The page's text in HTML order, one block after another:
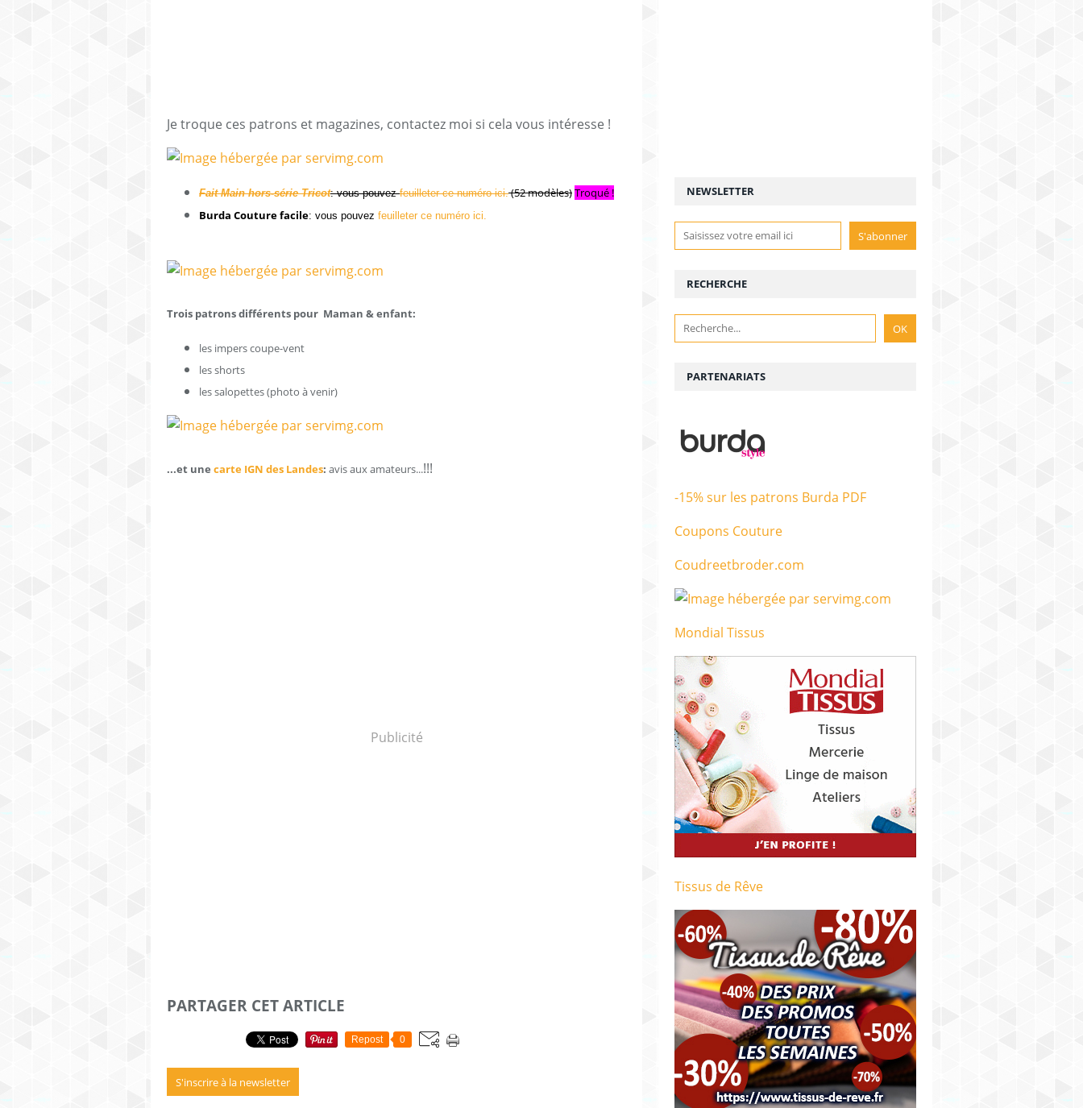
Je troque ces patrons et magazines, contactez moi si cela vous intéresse !
Fait Main hors-série Tricot: vous pouvezfeuilleter ce numéro ici.(52 modèles)Troqué !
Burda Couture facile: vous pouvez feuilleter ce numéro ici.
Trois patrons différents pour Maman & enfant:
les impers coupe-vent
les shorts
les salopettes (photo à venir)
...et une carte IGN des Landes: avis aux amateurs...!!!
Publicité
PARTAGER CET ARTICLE
Repost 0
S'inscrire à la newsletter
NEWSLETTER
RECHERCHE
PARTENARIATS
-15% sur les patrons Burda PDF
Coupons Couture
Coudreetbroder.com
Mondial Tissus
Tissus de Rêve